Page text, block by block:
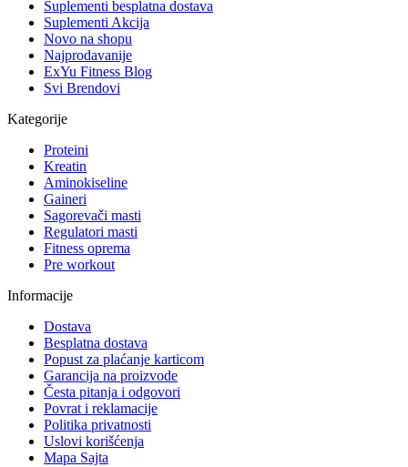
Suplementi besplatna dostava
Suplementi Akcija
Novo na shopu
Najprodavanije
ExYu Fitness Blog
Svi Brendovi
Kategorije
Proteini
Kreatin
Aminokiseline
Gaineri
Sagorevači masti
Regulatori masti
Fitness oprema
Pre workout
Informacije
Dostava
Besplatna dostava
Popust za plaćanje karticom
Garancija na proizvode
Česta pitanja i odgovori
Povrat i reklamacije
Politika privatnosti
Uslovi korišćenja
Mapa Sajta